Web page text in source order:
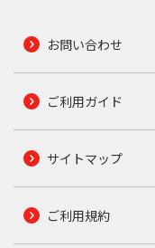
お問い合わせ
ご利用ガイド
サイトマップ
ご利用規約